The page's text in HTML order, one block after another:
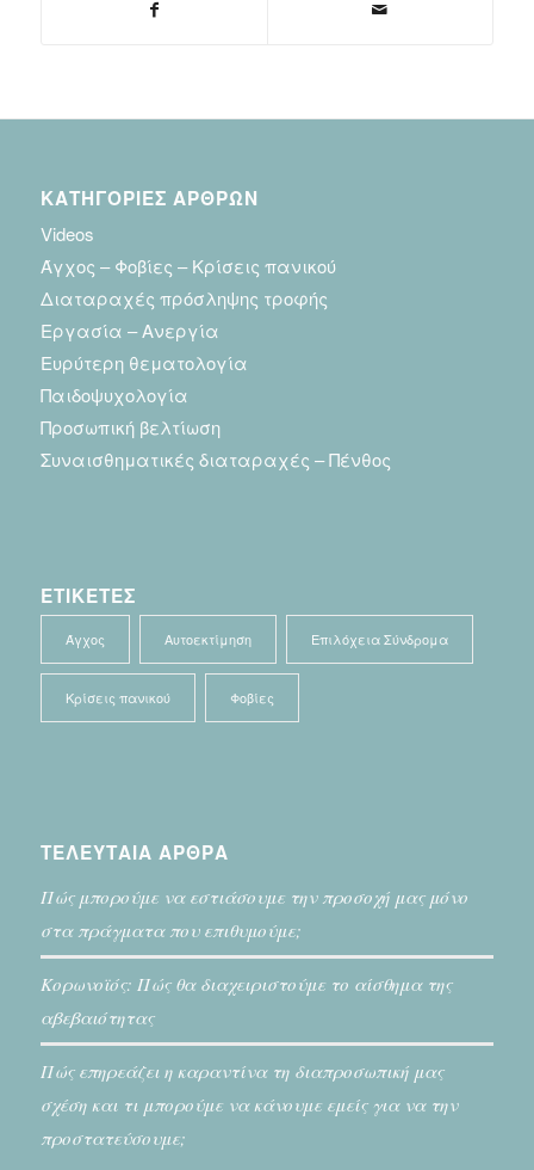
ΚΑΤΗΓΟΡΙΕΣ ΑΡΘΡΩΝ
Videos
Άγχος – Φοβίες – Κρίσεις πανικού
Διαταραχές πρόσληψης τροφής
Εργασία – Ανεργία
Ευρύτερη θεματολογία
Παιδοψυχολογία
Προσωπική βελτίωση
Συναισθηματικές διαταραχές – Πένθος
ΕΤΙΚΕΤΕΣ
Άγχος Αυτοεκτίμηση Επιλόχεια Σύνδρομα
Κρίσεις πανικού Φοβίες
ΤΕΛΕΥΤΑΙΑ ΑΡΘΡΑ
Πώς μπορούμε να εστιάσουμε την προσοχή μας μόνο
στα πράγματα που επιθυμούμε;
Κορωνοϊός: Πώς θα διαχειριστούμε το αίσθημα της
αβεβαιότητας
Πώς επηρεάζει η καραντίνα τη διαπροσωπική μας
σχέση και τι μπορούμε να κάνουμε εμείς για να την
προστατεύσουμε;